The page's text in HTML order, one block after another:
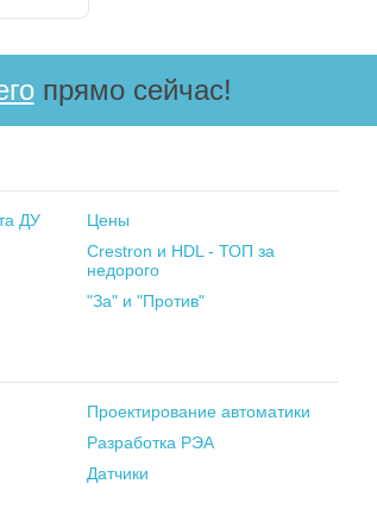
прямо сейчас!
ДУ
Цены
Crestron и HDL - ТОП за
недорого
"За" и "Против"
Проектирование автоматики
Разработка РЭА
Датчики